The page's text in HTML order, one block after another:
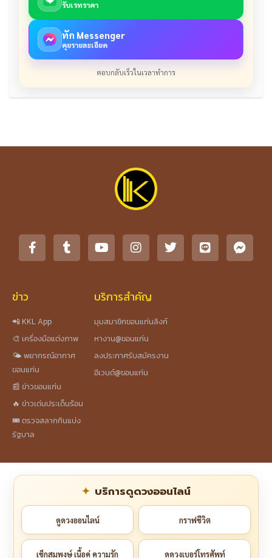
รับเรทราคา
ทัก Messenger
คุยรายละเอียด
ตอบกลับเร็วในเวลาทำการ
ข่าว
📲 KKL App
🎨 เครื่องมือแต่งภาพ
🌤️ พยากรณ์อากาศ
ขอนแก่น
📰 ข่าวขอนแก่น
🔥 ข่าวเด่นประเด็นร้อน
🎟️ ตรวจสลากกินแบ่ง
รัฐบาล
บริการสำคัญ
มุมสมาชิกขอนแก่นลิงก์
หางาน@ขอนแก่น
ลงประกาศรับสมัครงาน
อีเวนต์@ขอนแก่น
บริการดูดวงออนไลน์
ดูดวงออนไลน์ กราฟชีวิต
เช็กสมพงษ์ เนื้อคู่ ความรัก ดูดวงเบอร์โทรศัพท์